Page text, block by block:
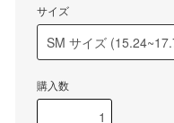
サイズ
購入数